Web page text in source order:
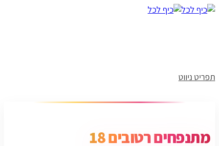
תפריט ניווט
מתנפחים רטובים 18